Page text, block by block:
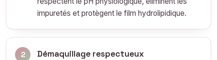
impuretés et protègent le film hydrolipidique.
2 Démaquillage respectueux